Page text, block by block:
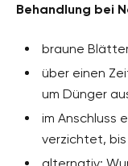
Behandlung bei
braune
über einen
um Dünger
im Anschluss
verzichtet,